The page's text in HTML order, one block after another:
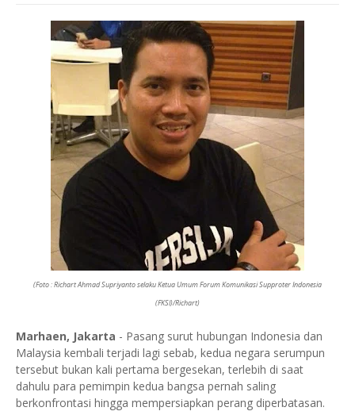
(Foto : Richart Ahmad Supriyanto selaku Ketua Umum Forum Komunikasi Supproter Indonesia
(FKSI)/Richart)
Marhaen, Jakarta - Pasang surut hubungan Indonesia dan
Malaysia kembali terjadi lagi sebab, kedua negara serumpun
tersebut bukan kali pertama bergesekan, terlebih di saat
dahulu para pemimpin kedua bangsa pernah saling
berkonfrontasi hingga mempersiapkan perang diperbatasan.